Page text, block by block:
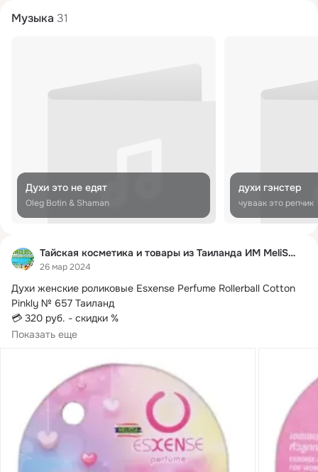
Музыка 31
Духи это не едят
Oleg Botin & Shaman
духи гэнстер
чуваак это репчик
Тайская косметика и товары из Таиланда ИМ MeliSSa
26 мар 2024
Духи женские роликовые Esxense Perfume Rollerball Cotton
Pinkly № 657 Таиланд
💳 320 руб. - скидки %
#CottonPinkly #духи #женскийпарфюм #туалетнаявода
Показать еще